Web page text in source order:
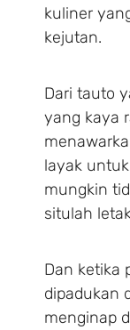
kuliner
kejutan.
Dari tauto
yang kaya
layak
mungkin
situlah
Dan ketika
dipadukan
menginap